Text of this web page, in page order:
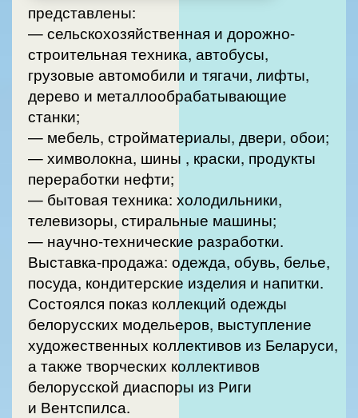
представлены:
— сельскохозяйственная и дорожно-
строительная техника, автобусы,
грузовые автомобили и тягачи, лифты,
дерево и металлообрабатывающие
станки;
— мебель, стройматериалы, двери, обои;
— химволокна, шины , краски, продукты
переработки нефти;
— бытовая техника: холодильники,
телевизоры, стиральные машины;
— научно-технические разработки.
Выставка-продажа: одежда, обувь, белье,
посуда, кондитерские изделия и напитки.
Состоялся показ коллекций одежды
белорусских модельеров, выступление
художественных коллективов из Беларуси,
а также творческих коллективов
белорусской диаспоры из Риги
и Вентспилса.